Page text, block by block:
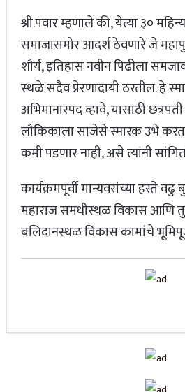
श्री.पवार म्हणाले की, येत्या ३०
समाजासमोर आदर्श ठेवणारे जे
शौर्य, इतिहास नवीन पिढीला
स्थळे सदैव प्रेरणादायी ठरतील. हे
अभिमानास्पद व्हावे, यासाठी
लौकिकाला साजेसे स्मारक उभे
कमी पडणार नाही, असे त्यांनी
कार्यक्रमपूर्वी मान्यवरांच्या हस्ते
महाराज समधीस्थळ विकास आणि
बलिदानस्थळ विकास कामांचे